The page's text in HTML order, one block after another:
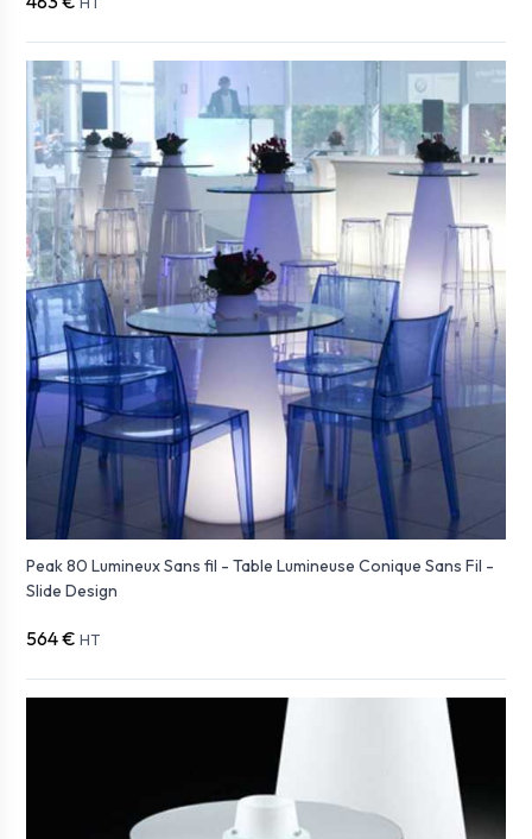
Peak 80 Lumineux Sans fil - Table Lumineuse Conique Sans Fil -
Slide Design
564 € HT